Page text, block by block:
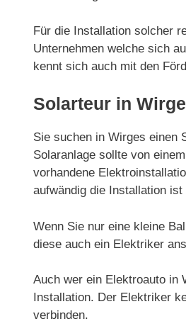
Für die Installation solcher
Unternehmen welche sich
kennt sich auch mit den
Solarteur in
Sie suchen in Wirges einen
Solaranlage sollte von
vorhandene
aufwändig die Installation
Wenn Sie nur eine kleine
diese auch ein Elektriker
Auch wer ein Elektroauto in
Installation. Der Elektriker
verbinden.